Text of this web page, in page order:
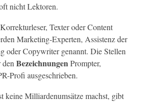
nicht Lektoren.
Texter oder Content
Marketing-Experten, Assistenz der
oder Copywriter genannt. Die Stellen
Bezeichnungen Prompter,
Profi ausgeschrieben.
keine Milliardenumsätze machst, gibt